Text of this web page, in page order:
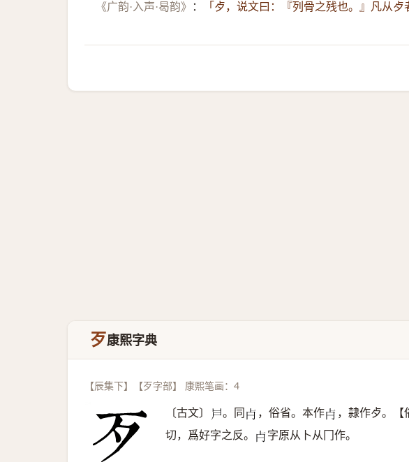
《广韵·入声·曷韵》
： 「歺，说文曰：『列骨之残也。』凡从歺
歹康熙字典
【辰集下】【歹字部】 康熙笔画：4
〔古文〕 𡰮 。同𣦵 ，俗省。本作𣦵 ，隷作歺。
切，爲好字之反。 𣦵 字原从卜从冂作。